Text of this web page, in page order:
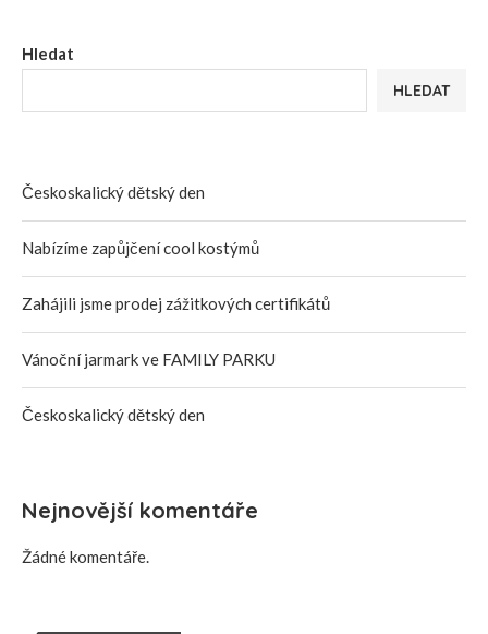
Hledat
HLEDAT
Českoskalický dětský den
Nabízíme zapůjčení cool kostýmů
Zahájili jsme prodej zážitkových certifikátů
Vánoční jarmark ve FAMILY PARKU
Českoskalický dětský den
Nejnovější komentáře
Žádné komentáře.